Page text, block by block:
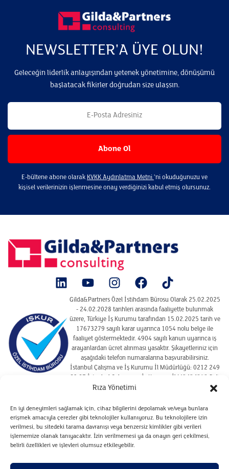
Rıza Yönetimi
En iyi deneyimleri sağlamak için, cihaz bilgilerini depolamak ve/veya bunlara
erişmek amacıyla çerezler gibi teknolojiler kullanıyoruz. Bu teknolojilere izin
verilmesi, bu sitedeki tarama davranışı veya benzersiz kimlikler gibi verileri
işlememize olanak tanıyacaktır. İzin verilmemesi ya da onayın geri çekilmesi,
belirli özellikleri ve işlevleri olumsuz etkileyebilir.
NEWSLETTER'A ÜYE OLUN!
Geleceğin liderlik anlayışından yetenek yönetimine, dönüşümü
başlatacak fikirler doğrudan size ulaşsın.
E-bültene abone olarak KVKK Aydınlatma Metni ’ni okuduğunuzu ve
kişisel verilerinizin işlenmesine onay verdiğinizi kabul etmiş olursunuz.
Gilda&Partners Özel İstihdam Bürosu Olarak 25.02.2025
- 24.02.2028 tarihleri arasında faaliyette bulunmak
üzere, Türkiye İş Kurumu tarafından 15.02.2025 tarih ve
17673279 sayılı karar uyarınca 1054 nolu belge ile
faaliyet göstermektedir. 4904 sayılı kanun uyarınca iş
arayanlardan ücret alınması yasaktır. Şikayetleriniz için
aşağıdaki telefon numaralarına başvurabilirsiniz.
İstanbul Çalışma ve İş Kurumu İl Müdürlüğü: 0212 249
29 87 İstanbul Çalışma ve İş Kurumu İl Müdürlüğü Şişli
Hizmet Merkezi : 02122910925
SITE KULLANIM KOŞULLARI
ÇEREZ POLITIKASI
VERILERIN SAKLANMASI VE İMHA POLITIKASI
ADAYLARA İLIŞKIN AYDINLATMA METNI